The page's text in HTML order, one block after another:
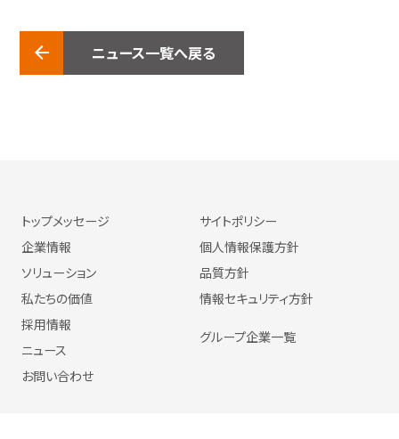
ニュース一覧へ戻る
トップメッセージ
企業情報
ソリューション
私たちの価値
採用情報
ニュース
お問い合わせ
サイトポリシー
個人情報保護方針
品質方針
情報セキュリティ方針
グループ企業一覧